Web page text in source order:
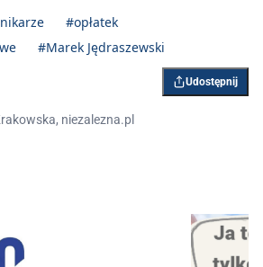
#opłatek
#Marek Jędraszewski
Udostępnij
niezalezna.pl